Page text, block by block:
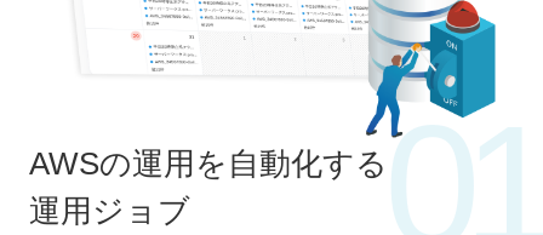
AWSの運用を自動化する
運用ジョブ
01